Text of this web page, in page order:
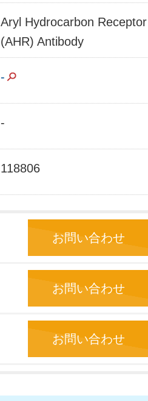
Aryl Hydrocarbon Receptor
(AHR) Antibody
-
-
118806
お問い合わせ
お問い合わせ
お問い合わせ